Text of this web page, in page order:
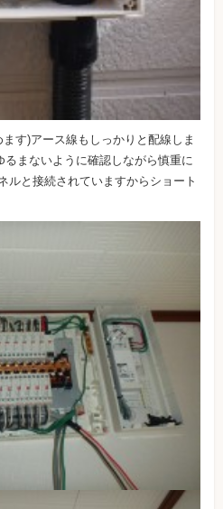
す)アース線もしっかりと配線しま
まないように確認しながら慎重に
ルと接続されていますからショート